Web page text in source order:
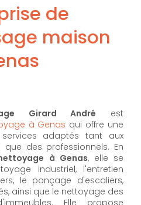
de
maison
Girard André est
à Genas qui offre une
adaptés tant aux
des professionnels. En
à Genas, elle se
industriel, l'entretien
le ponçage d'escaliers,
ainsi que le nettoyage des
Elle propose